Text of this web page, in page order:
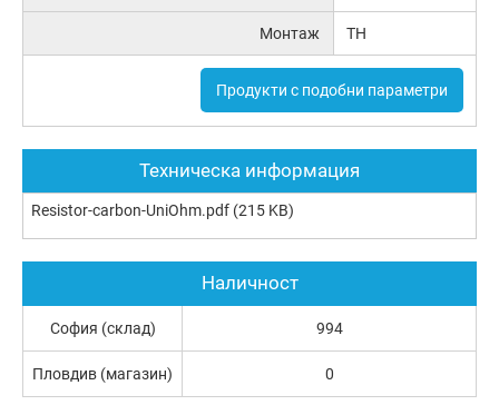
Монтаж TH
Продукти с подобни параметри
Техническа информация
Resistor-carbon-UniOhm.pdf (215 KB)
Наличност
София (склад) 994
Пловдив (магазин) 0